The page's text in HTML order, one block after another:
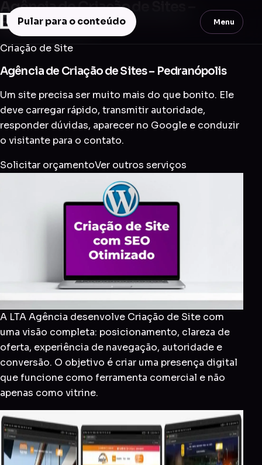
Pular para o conteúdo Menu
Agência de Criação de Sites –
Pedranópolis
Criação de Site
Agência de Criação de Sites – Pedranópolis
Um site precisa ser muito mais do que bonito. Ele
deve carregar rápido, transmitir autoridade,
responder dúvidas, aparecer no Google e conduzir
o visitante para o contato.
Solicitar orçamentoVer outros serviços
A LTA Agência desenvolve Criação de Site com
uma visão completa: posicionamento, clareza de
oferta, experiência de navegação, autoridade e
conversão. O objetivo é criar uma presença digital
que funcione como ferramenta comercial e não
apenas como vitrine.